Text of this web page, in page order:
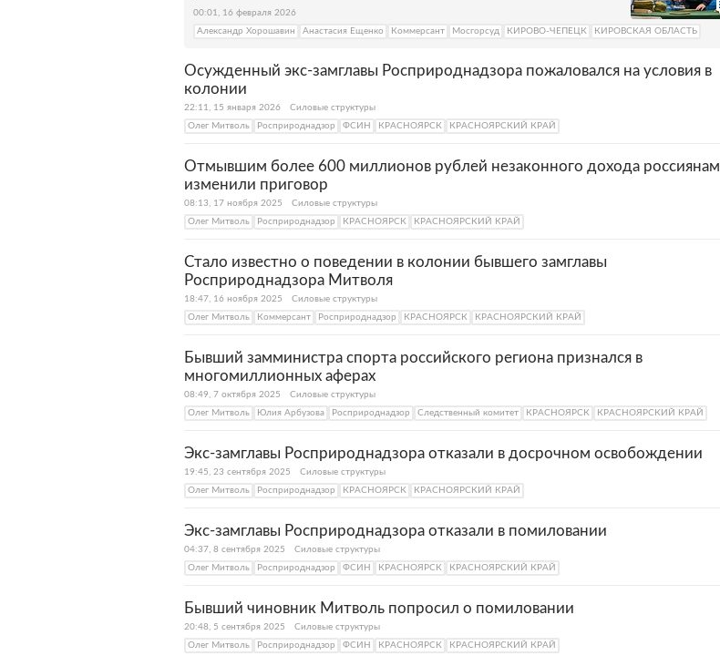
00:01, 16 февраля 2026
Александр Хорошавин
Анастасия Ещенко Коммерсант Мосгорсуд КИРОВО-ЧЕПЕЦК КИРОВСКАЯ ОБЛАСТЬ
Осужденный экс-замглавы Росприроднадзора пожаловался на условия в
колонии
22:11, 15 января 2026
Силовые структуры
Олег Митволь
Росприроднадзор ФСИН КРАСНОЯРСК КРАСНОЯРСКИЙ КРАЙ
Отмывшим более 600 миллионов рублей незаконного дохода россиянам
изменили приговор
08:13, 17 ноября 2025
Силовые структуры
Олег Митволь
Росприроднадзор КРАСНОЯРСК КРАСНОЯРСКИЙ КРАЙ
Стало известно о поведении в колонии бывшего замглавы
Росприроднадзора Митволя
18:47, 16 ноября 2025
Силовые структуры
Олег Митволь
Коммерсант Росприроднадзор КРАСНОЯРСК КРАСНОЯРСКИЙ КРАЙ
Бывший замминистра спорта российского региона признался в
многомиллионных аферах
08:49, 7 октября 2025
Силовые структуры
Олег Митволь
Юлия Арбузова Росприроднадзор Следственный комитет КРАСНОЯРСК КРАСНОЯРСКИЙ КРАЙ
Экс-замглавы Росприроднадзора отказали в досрочном освобождении
19:45, 23 сентября 2025
Силовые структуры
Олег Митволь
Росприроднадзор КРАСНОЯРСК КРАСНОЯРСКИЙ КРАЙ
Экс-замглавы Росприроднадзора отказали в помиловании
04:37, 8 сентября 2025
Силовые структуры
Олег Митволь
Росприроднадзор ФСИН КРАСНОЯРСК КРАСНОЯРСКИЙ КРАЙ
Бывший чиновник Митволь попросил о помиловании
20:48, 5 сентября 2025
Силовые структуры
Олег Митволь
Росприроднадзор ФСИН КРАСНОЯРСК КРАСНОЯРСКИЙ КРАЙ